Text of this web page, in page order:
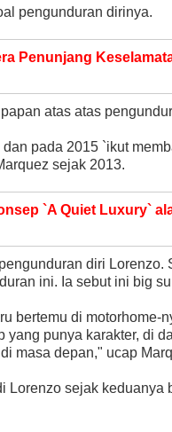
pengunduran dirinya.
Penunjang
atas atas
pada 2015 `ikut
sejak 2013.
`A Quiet Luxury`
diri
ini. Ia sebut ini big
bertemu di motorhome-
yang punya karakter, di
masa depan," ucap
Lorenzo sejak